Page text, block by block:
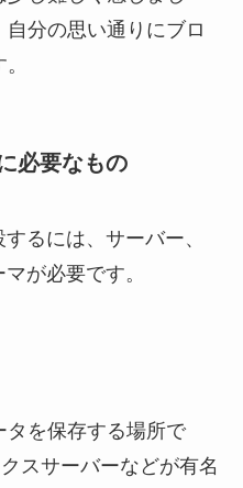
分の思い通りにブロ
必要なもの
るには、サーバー、
が必要です。
を保存する場所で
スサーバーなどが有名